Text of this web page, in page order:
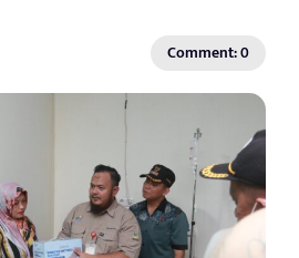
Comment: 0